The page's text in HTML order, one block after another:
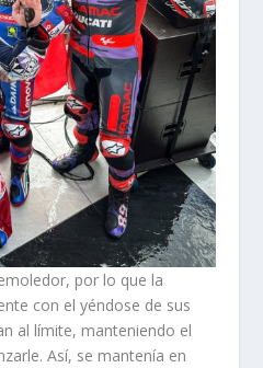
por lo que la
con el yéndose de sus
al límite, manteniendo el
Así, se mantenía en